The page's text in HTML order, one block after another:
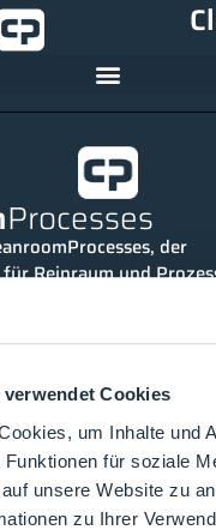
verwendet Cookies
um Inhalte und
für soziale
unsere Website zu
zu Ihrer
Processes
der
Reinraum und
auf dem neuesten
und alle
entdecken.